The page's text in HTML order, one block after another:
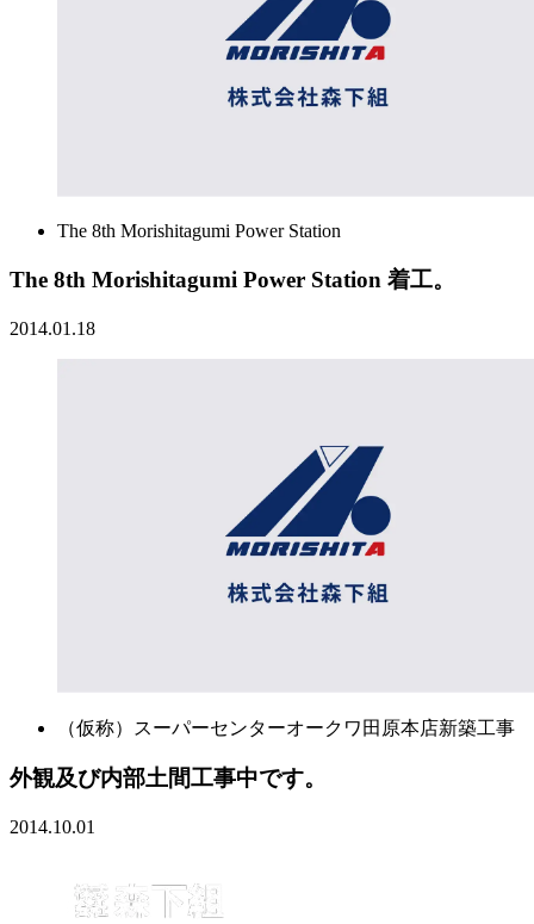
The 8th Morishitagumi Power Station
The 8th Morishitagumi Power Station 着工。
2014.01.18
（仮称）スーパーセンターオークワ田原本店新築工事
外観及び内部土間工事中です。
2014.10.01